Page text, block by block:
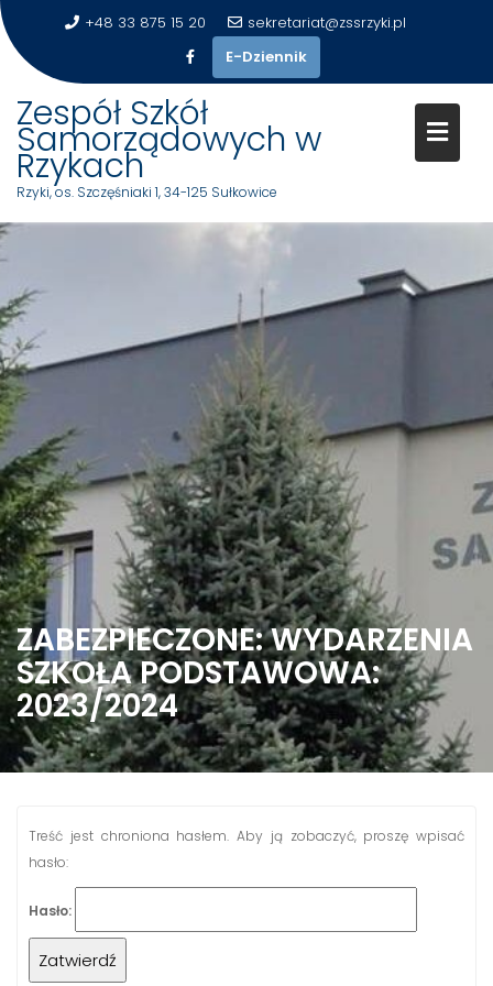
+48 33 875 15 20
sekretariat@zssrzyki.pl
E-Dziennik
Zespół Szkół
Samorządowych w
Rzykach
Rzyki, os. Szczęśniaki 1, 34-125 Sułkowice
ZABEZPIECZONE: WYDARZENIA
SZKOŁA PODSTAWOWA:
2023/2024
Treść jest chroniona hasłem. Aby ją zobaczyć, proszę wpisać
hasło:
Hasło: